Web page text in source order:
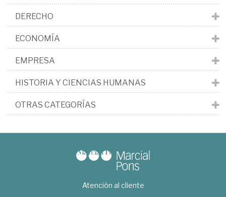
DERECHO
ECONOMÍA
EMPRESA
HISTORIA Y CIENCIAS HUMANAS
OTRAS CATEGORÍAS
Atención al cliente